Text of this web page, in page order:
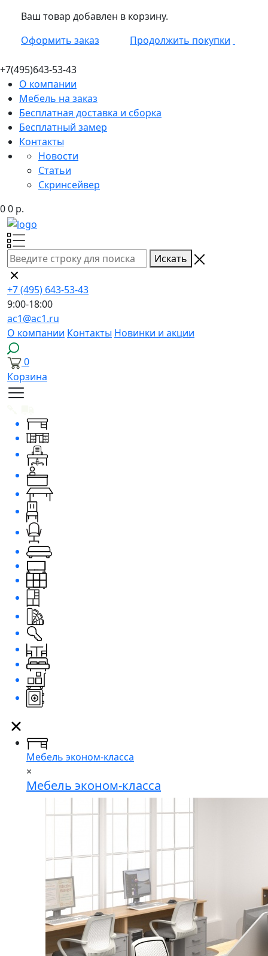
Ваш товар добавлен в корзину.
Оформить заказ
Продолжить покупки
+7(495)643-53-43
О компании
Мебель на заказ
Бесплатная доставка и сборка
Бесплатный замер
Контакты
Новости
Статьи
Скринсейвер
00 р.
Искать
+7 (495) 643-53-43
9:00-18:00
ac1@ac1.ru
О компании Контакты Новинки и акции
0
Корзина
Мебель эконом-класса
×
Мебель эконом-класса